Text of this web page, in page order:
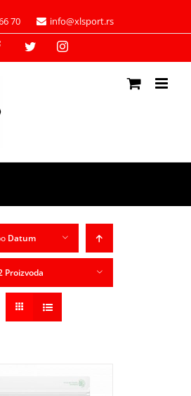
70 info@xlsport.rs
FacebookTwitterInstagram
Datum
Proizvoda